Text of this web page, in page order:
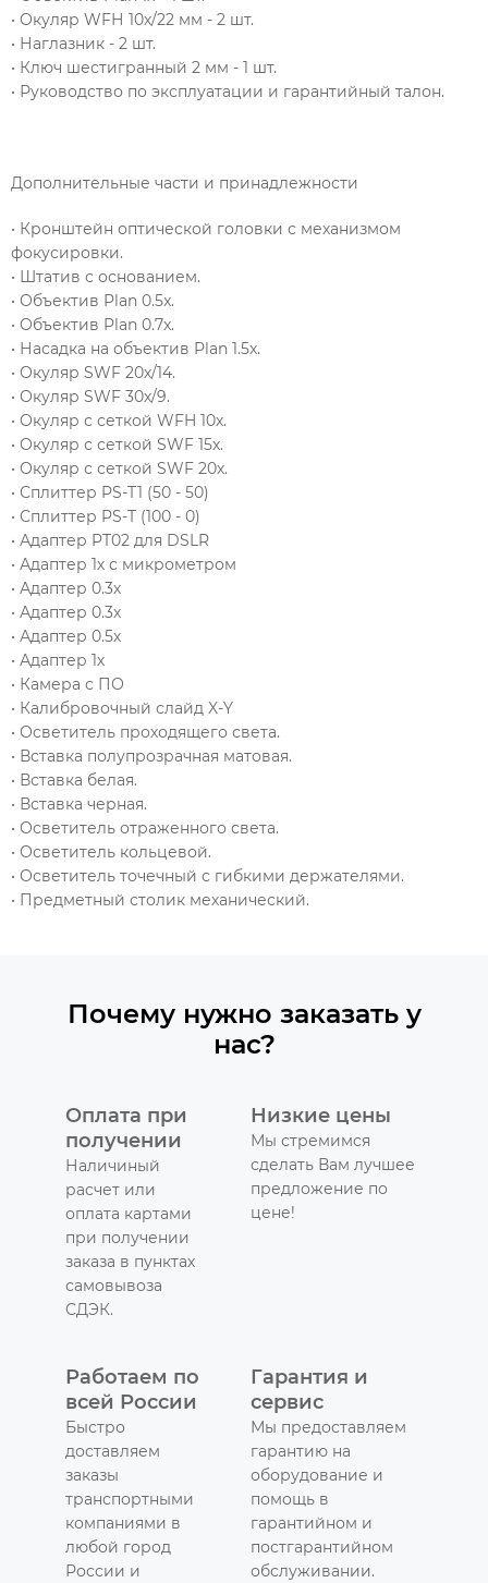
• Окуляр WFН 10х/22 мм - 2 шт.
• Наглазник - 2 шт.
• Ключ шестигранный 2 мм - 1 шт.
• Руководство по эксплуатации и гарантийный талон.
Дополнительные части и принадлежности
• Кронштейн оптической головки с механизмом
фокусировки.
• Штатив с основанием.
• Объектив Plan 0.5x.
• Объектив Plan 0.7x.
• Насадка на объектив Plan 1.5x.
• Окуляр SWF 20х/14.
• Окуляр SWF 30х/9.
• Окуляр с сеткой WFH 10х.
• Окуляр с сеткой SWF 15х.
• Окуляр с сеткой SWF 20х.
• Сплиттер PS-T1 (50 - 50)
• Сплиттер PS-T (100 - 0)
• Адаптер PT02 для DSLR
• Адаптер 1х с микрометром
• Адаптер 0.3х
• Адаптер 0.3х
• Адаптер 0.5х
• Адаптер 1х
• Камера с ПО
• Калибровочный слайд X-Y
• Осветитель проходящего света.
• Вставка полупрозрачная матовая.
• Вставка белая.
• Вставка черная.
• Осветитель отраженного света.
• Осветитель кольцевой.
• Осветитель точечный с гибкими держателями.
• Предметный столик механический.
Почему нужно заказать у
нас?
Оплата при
получении
Наличиный
расчет или
оплата картами
при получении
заказа в пунктах
самовывоза
СДЭК.
Низкие цены
Мы стремимся
сделать Вам лучшее
предложение по
цене!
Работаем по
всей России
Быстро
доставляем
заказы
транспортными
компаниями в
любой город
России и
Гарантия и
сервис
Мы предоставляем
гарантию на
оборудование и
помощь в
гарантийном и
постгарантийном
обслуживании.